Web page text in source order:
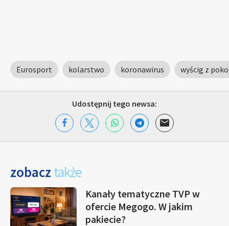
Eurosport kolarstwo koronawirus wyścig z
Udostępnij tego newsa:
zobacz także
Kanały tematyczne TVP w
ofercie Megogo. W jakim
pakiecie?